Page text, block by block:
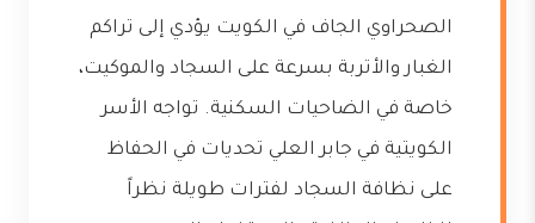
الصحراوي الجاف في الكويت يؤدي إلى تراكم
الغبار والأتربة بسرعة على السجاد والموكيت،
خاصة في الضاحيات السكنية. تواجه الأسر
الكويتية في جابر العلي تحديات في الحفاظ
على نظافة السجاد لفترات طويلة نظراً